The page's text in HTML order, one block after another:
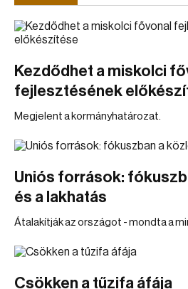
Kezdődhet a miskolci
fejlesztésének
Megjelent a kormányhatározat.
Uniós források:
és a lakhatás
Átalakítják az országot - mondta a
Csökken a tűzifa áfája